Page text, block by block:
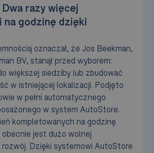
Dwa razy więcej
na godzinę dzięki
oznaczał, że Jos Beekman,
BV, stanął przed wyborem:
większej siedziby lub zbudować
w istniejącej lokalizacji. Podjęto
w pełni automatycznego
w system AutoStore.
kompletowanych na godzinę
obecnie jest dużo wolnej
Dzięki systemowi AutoStore